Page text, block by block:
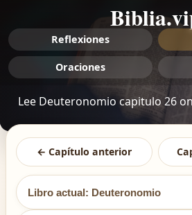
Reflexiones
Oraciones
Lee Deuteronomio capitulo 26
← Capítulo anterior
Libro actual: Deuteronomio